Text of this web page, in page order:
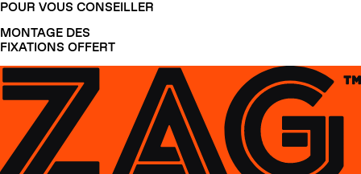
POUR VOUS CONSEILLER
MONTAGE DES
FIXATIONS OFFERT